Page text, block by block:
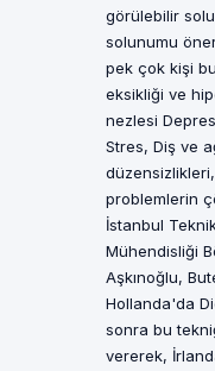
görülebilir
solunumu
pek çok kişi
eksikliği ve
nezlesi
Stres, Diş ve
problemlerin
İstanbul
Mühendisliği
Aşkınoğlu,
Hollanda'da
sonra bu
vererek,